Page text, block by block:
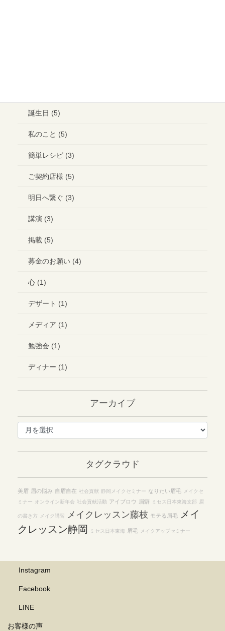
誕生日 (5)
私のこと (5)
簡単レシピ (3)
ご契約店様 (5)
明日へ繋ぐ (3)
講演 (3)
掲載 (5)
募金のお願い (4)
心 (1)
デザート (1)
メディア (1)
勉強会 (1)
ディナー (1)
アーカイブ
ア
イ
タグクラウド
美眉 眉の悩み 自眉自在 社会貢献 静岡メイクセミナー なりたい眉毛 メイクセ
ミナー オンライン新年会 社会貢献活動 アイブロウ 眉癖 ミセス日本東海支部 眉
の書き方 メイク講習 メイクレッスン藤枝 モテる眉毛
メイ
クレッスン静岡
ミセス日本東海 眉毛 メイクアップセミナー
Instagram
Facebook
LINE
お客様の声